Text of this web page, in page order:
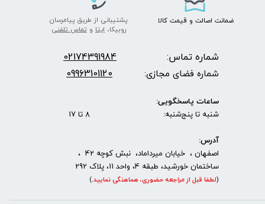
پشتیبانی از طریق پیامرسان
روبیکا، ایتا و تماس تلفنی
ضمانت اصالت و قیمت​​​​​​​ کالا ​​​​​​​
شماره تماس: 02174391984
شماره فضای مجازی: 09963101120
ساعات پاسخگویی:
شنبه تا پنج‌شنبه: 8 تا 17
آدرس:
اصفهان ، خیابان میرداماد، نبش کوچه 42 ،
ساختمان خورشید، طبقه 4، واحد 11، پلاک 292
(لطفا قبل از مراجعه حضوری، هماهنگی نمایید.
)